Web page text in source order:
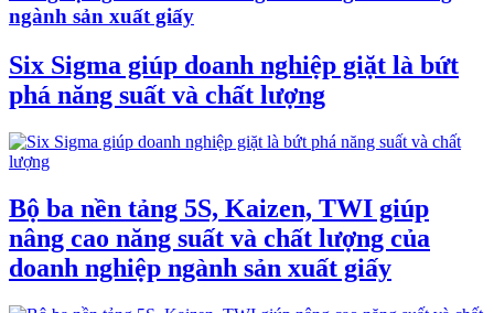
ngành sản xuất giấy
Six Sigma giúp doanh nghiệp giặt là bứt
phá năng suất và chất lượng
Bộ ba nền tảng 5S, Kaizen, TWI giúp
nâng cao năng suất và chất lượng của
doanh nghiệp ngành sản xuất giấy